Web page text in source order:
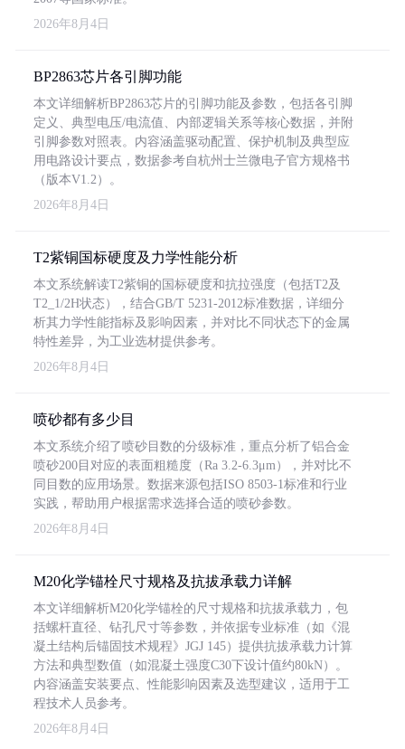
2026年8月4日
BP2863芯片各引脚功能
本文详细解析BP2863芯片的引脚功能及参数，包括各引脚
定义、典型电压/电流值、内部逻辑关系等核心数据，并附
引脚参数对照表。内容涵盖驱动配置、保护机制及典型应
用电路设计要点，数据参考自杭州士兰微电子官方规格书
（版本V1.2）。
2026年8月4日
T2紫铜国标硬度及力学性能分析
本文系统解读T2紫铜的国标硬度和抗拉强度（包括T2及
T2_1/2H状态），结合GB/T 5231-2012标准数据，详细分
析其力学性能指标及影响因素，并对比不同状态下的金属
特性差异，为工业选材提供参考。
2026年8月4日
喷砂都有多少目
本文系统介绍了喷砂目数的分级标准，重点分析了铝合金
喷砂200目对应的表面粗糙度（Ra 3.2-6.3μm），并对比不
同目数的应用场景。数据来源包括ISO 8503-1标准和行业
实践，帮助用户根据需求选择合适的喷砂参数。
2026年8月4日
M20化学锚栓尺寸规格及抗拔承载力详解
本文详细解析M20化学锚栓的尺寸规格和抗拔承载力，包
括螺杆直径、钻孔尺寸等参数，并依据专业标准（如《混
凝土结构后锚固技术规程》JGJ 145）提供抗拔承载力计算
方法和典型数值（如混凝土强度C30下设计值约80kN）。
内容涵盖安装要点、性能影响因素及选型建议，适用于工
程技术人员参考。
2026年8月4日